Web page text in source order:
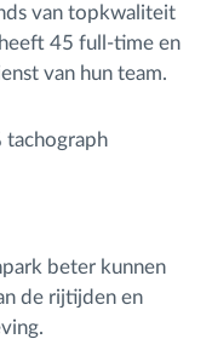
van topkwaliteit
45 full-time en
van hun team.
beter kunnen
de rijtijden en